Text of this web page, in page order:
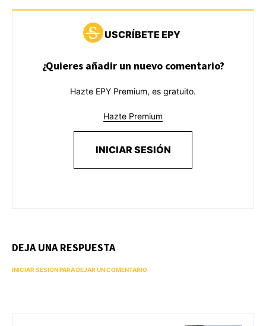
USCRÍBETE EPY
¿Quieres añadir un nuevo comentario?
Hazte EPY Premium, es gratuito.
Hazte Premium
INICIAR SESIÓN
DEJA UNA RESPUESTA
INICIAR SESIÓN PARA DEJAR UN COMENTARIO